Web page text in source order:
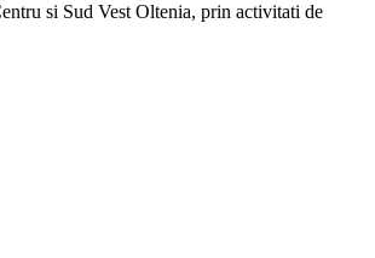
si Sud Vest Oltenia, prin activitati de